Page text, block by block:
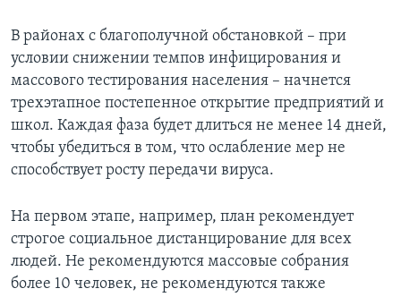
В районах с благополучной обстановкой – при
условии снижении темпов инфицирования и
массового тестирования населения – начнется
трехэтапное постепенное открытие предприятий и
школ. Каждая фаза будет длиться не менее 14 дней,
чтобы убедиться в том, что ослабление мер не
способствует росту передачи вируса.
На первом этапе, например, план рекомендует
строгое социальное дистанцирование для всех
людей. Не рекомендуются массовые собрания
более 10 человек, не рекомендуются также